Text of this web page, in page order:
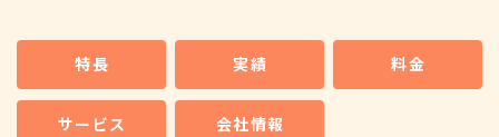
特長 実績 料金
サービス 会社情報